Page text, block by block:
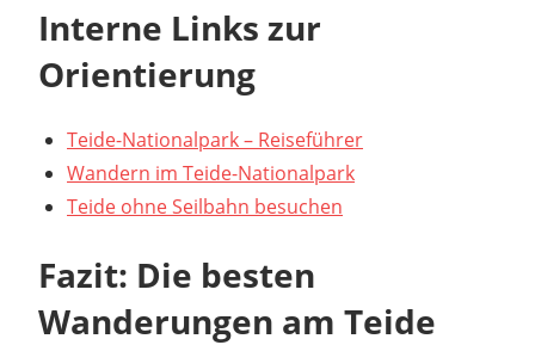
Interne Links zur
Orientierung
Teide-Nationalpark – Reiseführer
Wandern im Teide-Nationalpark
Teide ohne Seilbahn besuchen
Fazit: Die besten
Wanderungen am Teide